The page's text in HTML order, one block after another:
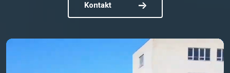
Kontakt